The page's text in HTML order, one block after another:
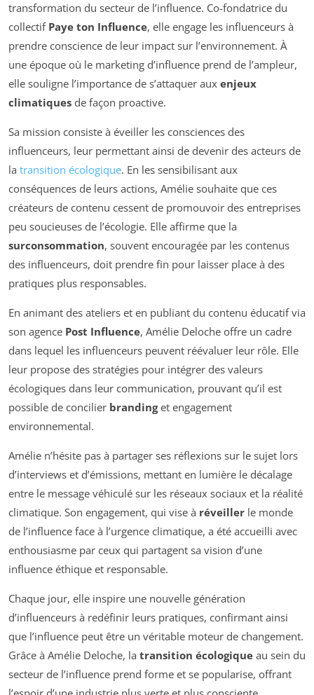
transformation du secteur de l’influence. Co-fondatrice du
collectif Paye ton Influence, elle engage les influenceurs à
prendre conscience de leur impact sur l’environnement. À
une époque où le marketing d’influence prend de l’ampleur,
elle souligne l’importance de s’attaquer aux enjeux
climatiques de façon proactive.
Sa mission consiste à éveiller les consciences des
influenceurs, leur permettant ainsi de devenir des acteurs de
la transition écologique. En les sensibilisant aux
conséquences de leurs actions, Amélie souhaite que ces
créateurs de contenu cessent de promouvoir des entreprises
peu soucieuses de l’écologie. Elle affirme que la
surconsommation, souvent encouragée par les contenus
des influenceurs, doit prendre fin pour laisser place à des
pratiques plus responsables.
En animant des ateliers et en publiant du contenu éducatif via
son agence Post Influence, Amélie Deloche offre un cadre
dans lequel les influenceurs peuvent réévaluer leur rôle. Elle
leur propose des stratégies pour intégrer des valeurs
écologiques dans leur communication, prouvant qu’il est
possible de concilier brandinget engagement
environnemental.
Amélie n’hésite pas à partager ses réflexions sur le sujet lors
d’interviews et d’émissions, mettant en lumière le décalage
entre le message véhiculé sur les réseaux sociaux et la réalité
climatique. Son engagement, qui vise à réveiller le monde
de l’influence face à l’urgence climatique, a été accueilli avec
enthousiasme par ceux qui partagent sa vision d’une
influence éthique et responsable.
Chaque jour, elle inspire une nouvelle génération
d’influenceurs à redéfinir leurs pratiques, confirmant ainsi
que l’influence peut être un véritable moteur de changement.
Grâce à Amélie Deloche, la transition écologique au sein du
secteur de l’influence prend forme et se popularise, offrant